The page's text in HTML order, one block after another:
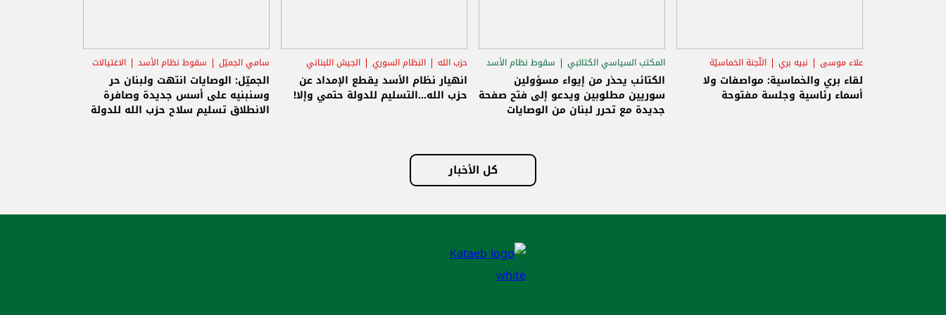
علاء موسى نبيه بري اللّجنة الخماسيّة
لقاء بري والخماسية: مواصفات ولا
أسماء رئاسية وجلسة مفتوحة
المكتب السياسي الكتائبي
سقوط نظام الأسد
الاستحقاق الرئاسي
الكتائب يحذر من إيواء مسؤولين
سوريين مطلوبين ويدعو إلى فتح صفحة
جديدة مع تحرر لبنان من الوصايات
حزب الله النظام السوري الجيش اللبناني
انهيار نظام الأسد يقطع الإمداد عن
حزب الله...التسليم للدولة حتمي وإلا!
سامي الجميّل سقوط نظام الأسد الاغتيالات
الجميّل: الوصايات انتهت ولبنان حر
وسنبنيه على أسس جديدة وصافرة
الانطلاق تسليم سلاح حزب الله للدولة
كل الأخبار